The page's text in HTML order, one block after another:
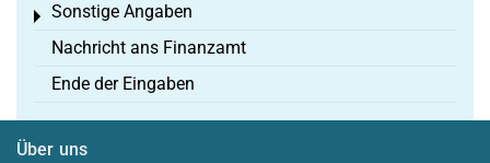
Sonstige Angaben
Toggle menu
Nachricht ans Finanzamt
Ende der Eingaben
Über uns